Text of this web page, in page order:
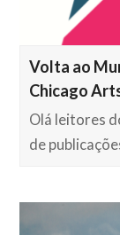
Volta ao
Chicago
Olá leitores
de